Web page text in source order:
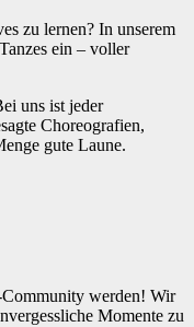
zu lernen? In unserem
ein – voller
uns ist jeder
Choreografien,
gute Laune.
werden! Wir
Momente zu